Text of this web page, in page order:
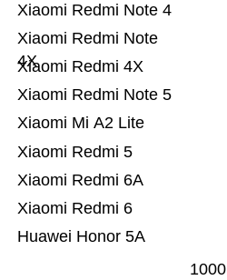
Huawei Honor 5A
Xiaomi Redmi 6
Xiaomi Redmi 6A
Xiaomi Redmi 5
Xiaomi Mi A2 Lite
Xiaomi Redmi Note 5
Xiaomi Redmi 4X
Xiaomi Redmi Note
4X
Xiaomi Redmi Note 4
1000